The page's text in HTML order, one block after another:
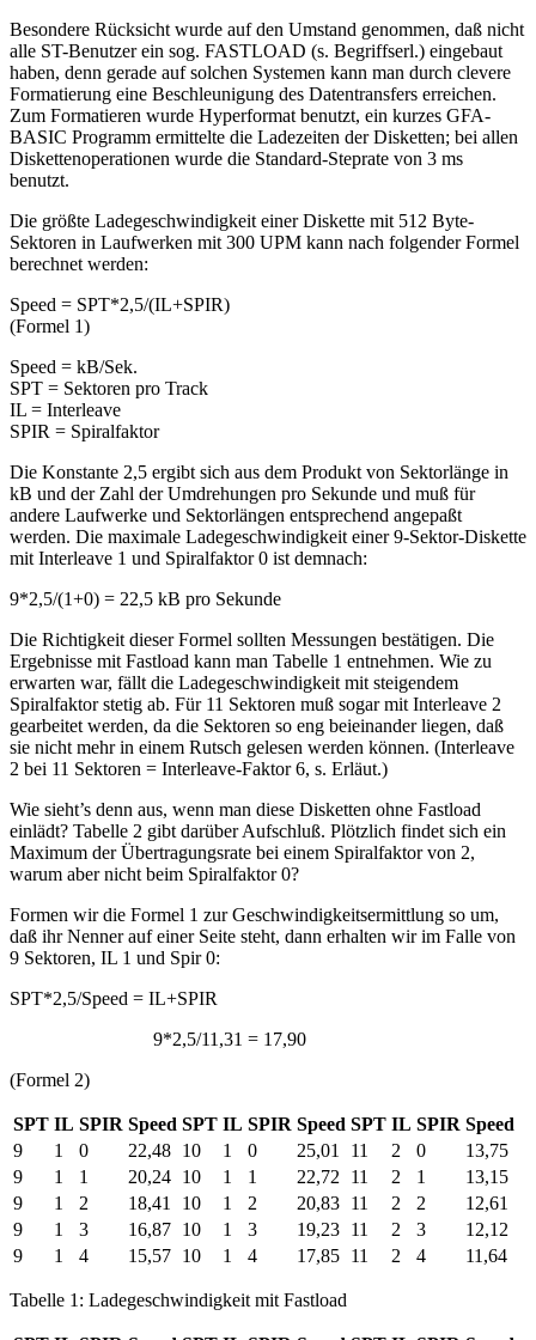
Besondere Rücksicht wurde auf den Umstand genommen, daß nicht
alle ST-Benutzer ein sog. FASTLOAD (s. Begriffserl.) eingebaut
haben, denn gerade auf solchen Systemen kann man durch clevere
Formatierung eine Beschleunigung des Datentransfers erreichen.
Zum Formatieren wurde Hyperformat benutzt, ein kurzes GFA-
BASIC Programm ermittelte die Ladezeiten der Disketten; bei allen
Diskettenoperationen wurde die Standard-Steprate von 3 ms
benutzt.
Die größte Ladegeschwindigkeit einer Diskette mit 512 Byte-
Sektoren in Laufwerken mit 300 UPM kann nach folgender Formel
berechnet werden:
Speed = SPT*2,5/(IL+SPIR)
(Formel 1)
Speed = kB/Sek.
SPT = Sektoren pro Track
IL = Interleave
SPIR = Spiralfaktor
Die Konstante 2,5 ergibt sich aus dem Produkt von Sektorlänge in
kB und der Zahl der Umdrehungen pro Sekunde und muß für
andere Laufwerke und Sektorlängen entsprechend angepaßt
werden. Die maximale Ladegeschwindigkeit einer 9-Sektor-Diskette
mit Interleave 1 und Spiralfaktor 0 ist demnach:
9*2,5/(1+0) = 22,5 kB pro Sekunde
Die Richtigkeit dieser Formel sollten Messungen bestätigen. Die
Ergebnisse mit Fastload kann man Tabelle 1 entnehmen. Wie zu
erwarten war, fällt die Ladegeschwindigkeit mit steigendem
Spiralfaktor stetig ab. Für 11 Sektoren muß sogar mit Interleave 2
gearbeitet werden, da die Sektoren so eng beieinander liegen, daß
sie nicht mehr in einem Rutsch gelesen werden können. (Interleave
2 bei 11 Sektoren = Interleave-Faktor 6, s. Erläut.)
Wie sieht’s denn aus, wenn man diese Disketten ohne Fastload
einlädt? Tabelle 2 gibt darüber Aufschluß. Plötzlich findet sich ein
Maximum der Übertragungsrate bei einem Spiralfaktor von 2,
warum aber nicht beim Spiralfaktor 0?
Formen wir die Formel 1 zur Geschwindigkeitsermittlung so um,
daß ihr Nenner auf einer Seite steht, dann erhalten wir im Falle von
9 Sektoren, IL 1 und Spir 0:
SPT*2,5/Speed = IL+SPIR
9*2,5/11,31 = 17,90
(Formel 2)
SPT IL SPIR Speed SPT IL SPIR Speed SPT IL SPIR Speed
9
1 0 22,48 10 1 0 25,01 11 2 0
13,75
9
1 1 20,24 10 1 1 22,72 11 2 1
13,15
9
1 2 18,41 10 1 2 20,83 11 2 2
12,61
9
1 3 16,87 10 1 3 19,23 11 2 3
12,12
9
1 4 15,57 10 1 4 17,85 11 2 4 11,64
Tabelle 1: Ladegeschwindigkeit mit Fastload